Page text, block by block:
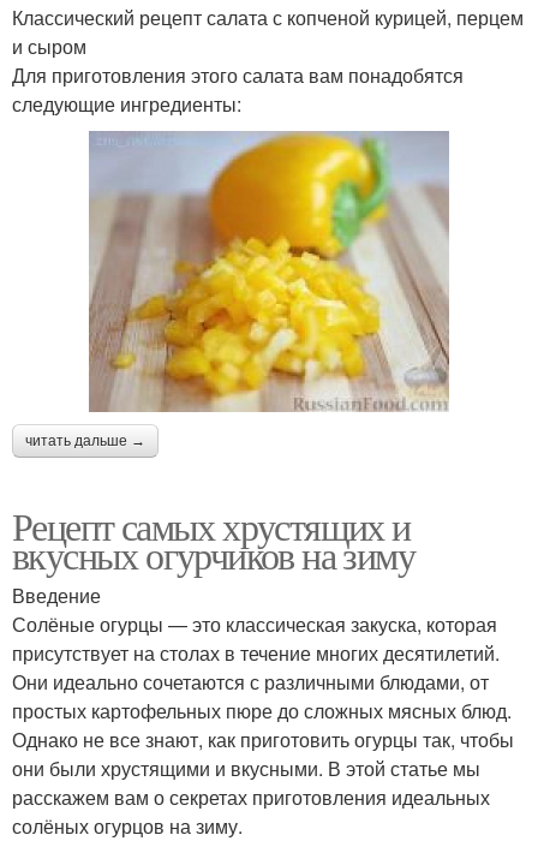
Классический рецепт салата с копченой курицей, перцем
и сыром
Для приготовления этого салата вам понадобятся
следующие ингредиенты:
читать дальше →
Рецепт самых хрустящих и
вкусных огурчиков на зиму
Введение
Солёные огурцы — это классическая закуска, которая
присутствует на столах в течение многих десятилетий.
Они идеально сочетаются с различными блюдами, от
простых картофельных пюре до сложных мясных блюд.
Однако не все знают, как приготовить огурцы так, чтобы
они были хрустящими и вкусными. В этой статье мы
расскажем вам о секретах приготовления идеальных
солёных огурцов на зиму.